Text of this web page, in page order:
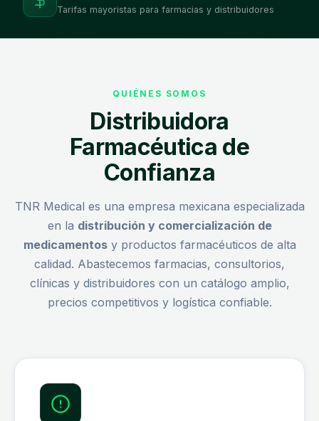
Tarifas mayoristas para farmacias y distribuidores
QUIÉNES SOMOS
Distribuidora
Farmacéutica de
Confianza
TNR Medical es una empresa mexicana especializada
en la distribución y comercialización de
medicamentosy productos farmacéuticos de alta
calidad. Abastecemos farmacias, consultorios,
clínicas y distribuidores con un catálogo amplio,
precios competitivos y logística confiable.